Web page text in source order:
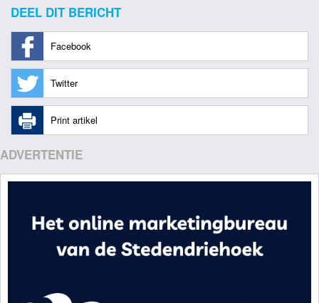
DEEL DIT BERICHT
Facebook
Twitter
Print artikel
ADVERTENTIE